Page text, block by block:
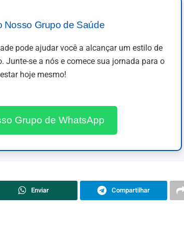
Nosso Grupo de Saúde
pode ajudar você a alcançar um estilo de
Junte-se a nós e comece sua jornada para o
hoje mesmo!
Grupo de WhatsApp
Enviar Compartilhar